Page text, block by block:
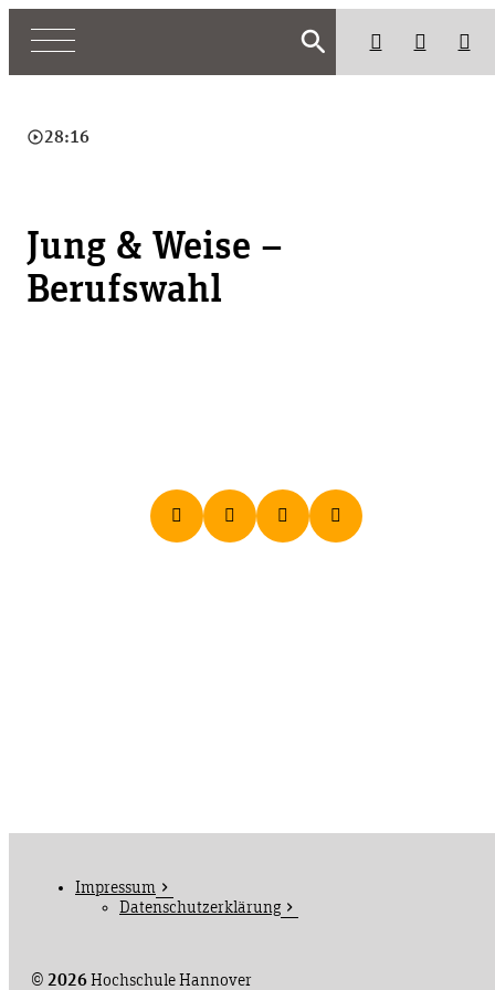
search
play_circle_outline28:16
Jung & Weise –
Berufswahl
© 2026Hochschule Hannover
Impressum
Datenschutzerklärung